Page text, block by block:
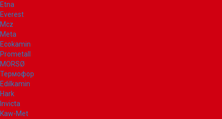
Etna
Everest
Mcz
Meta
Ecokamin
Prometall
MORSØ
Термофор
Edilkamin
Hark
Invicta
Kaw-Met